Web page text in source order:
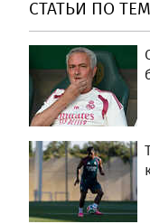
СТАТЬИ ПО